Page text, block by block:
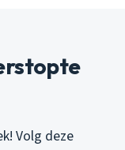
Volg deze